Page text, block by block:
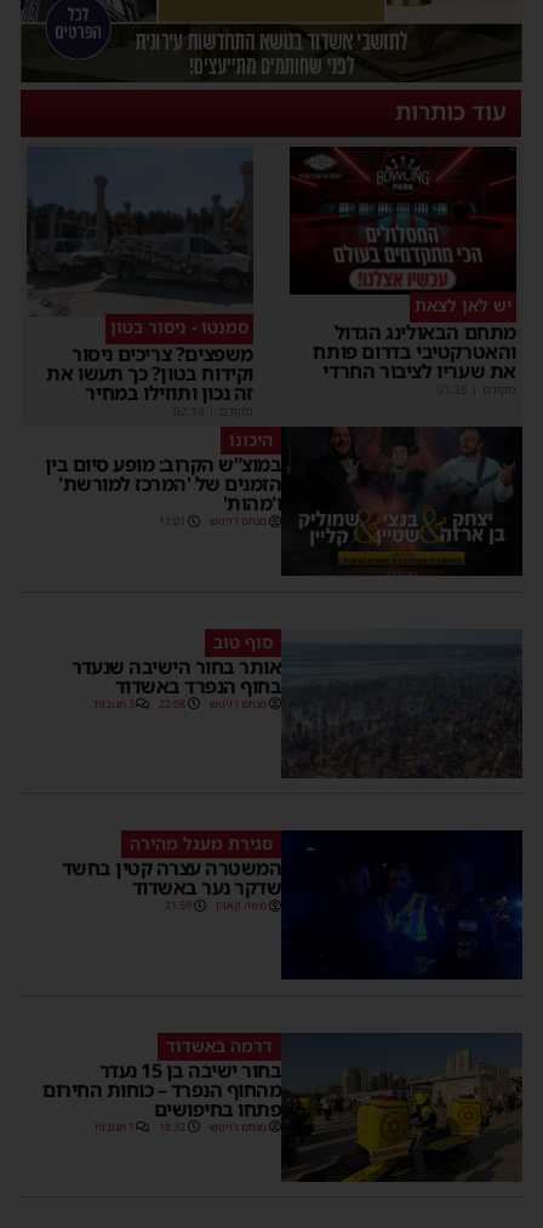
עוד כותרות
יש לאן לצאת
מתחם הבאולינג הגדול
והאטרקטיבי בדרום פותח
את שעריו לציבור החרדי
סמנטו - ניסור בטון
משפצים? צריכים ניסור
וקידוח בטון? כך תעשו את
זה נכון ותוזילו במחיר
היכונו
במוצ”ש הקרוב: מופע סיום בין
הזמנים של 'המרכז למורשת'
ו'מהות'
מנחם דויטש 11:01
סוף טוב
אותר בחור הישיבה שנעדר
בחוף הנפרד באשדוד
מנחם דויטש 22:08 3 תגובות
סגירת מעגל מהירה
המשטרה עצרה קטין בחשד
שדקר נער באשדוד
משה קאהן 21:59
דרמה באשדוד
בחור ישיבה בן 15 נעדר
מהחוף הנפרד – כוחות החירום
פתחו בחיפושים
מנחם דויטש 18:32 1 תגובות